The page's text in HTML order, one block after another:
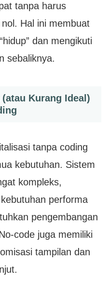
tanpa harus
Hal ini membuat
dan mengikuti
sebaliknya.
Kurang Ideal)
tanpa coding
kebutuhan. Sistem
kompleks,
performa
pengembangan
code juga memiliki
tampilan dan